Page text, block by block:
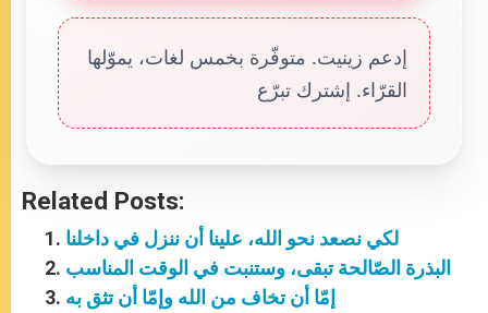
إدعم زينيت. متوفّرة بخمس لغات، يموّلها
القرّاء. إشترك تبرّع
Related Posts:
لكي نصعد نحو الله، علينا أن ننزل في داخلنا
البذرة الصّالحة تبقى، وستنبت في الوقت المناسب
إمّا أن تخاف من الله وإمّا أن تثق به